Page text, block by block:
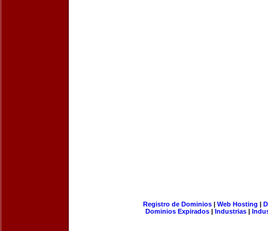
Registro de Dominios| Web Hosting |
Dominios Expirados | Industrias |